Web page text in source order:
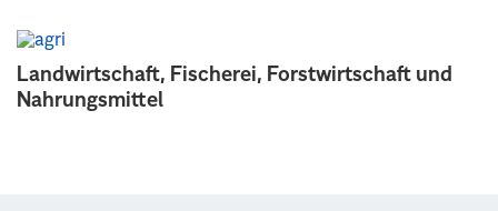
Landwirtschaft, Fischerei, Forstwirtschaft und
Nahrungsmittel